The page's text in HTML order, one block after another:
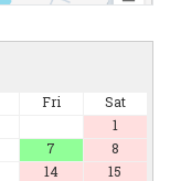
Fri
Sat
1
7
8
14
15